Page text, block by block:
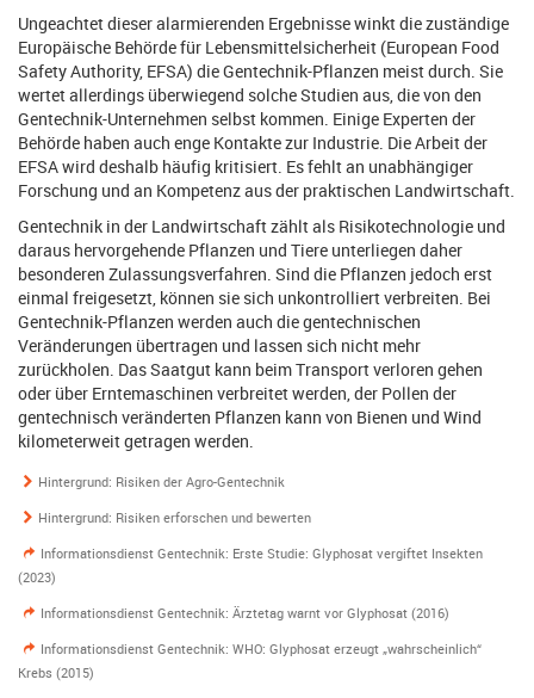
Ungeachtet dieser alarmierenden Ergebnisse winkt die zuständige
Europäische Behörde für Lebensmittelsicherheit (European Food
Safety Authority, EFSA) die Gentechnik-Pflanzen meist durch. Sie
wertet allerdings überwiegend solche Studien aus, die von den
Gentechnik-Unternehmen selbst kommen. Einige Experten der
Behörde haben auch enge Kontakte zur Industrie. Die Arbeit der
EFSA wird deshalb häufig kritisiert. Es fehlt an unabhängiger
Forschung und an Kompetenz aus der praktischen Landwirtschaft.
Gentechnik in der Landwirtschaft zählt als Risikotechnologie und
daraus hervorgehende Pflanzen und Tiere unterliegen daher
besonderen Zulassungsverfahren. Sind die Pflanzen jedoch erst
einmal freigesetzt, können sie sich unkontrolliert verbreiten. Bei
Gentechnik-Pflanzen werden auch die gentechnischen
Veränderungen übertragen und lassen sich nicht mehr
zurückholen. Das Saatgut kann beim Transport verloren gehen
oder über Erntemaschinen verbreitet werden, der Pollen der
gentechnisch veränderten Pflanzen kann von Bienen und Wind
kilometerweit getragen werden.
Hintergrund: Risiken der Agro-Gentechnik
Hintergrund: Risiken erforschen und bewerten
Informationsdienst Gentechnik: Erste Studie: Glyphosat vergiftet Insekten
(2023)
Informationsdienst Gentechnik: Ärztetag warnt vor Glyphosat (2016)
Informationsdienst Gentechnik: WHO: Glyphosat erzeugt „wahrscheinlich“
Krebs (2015)